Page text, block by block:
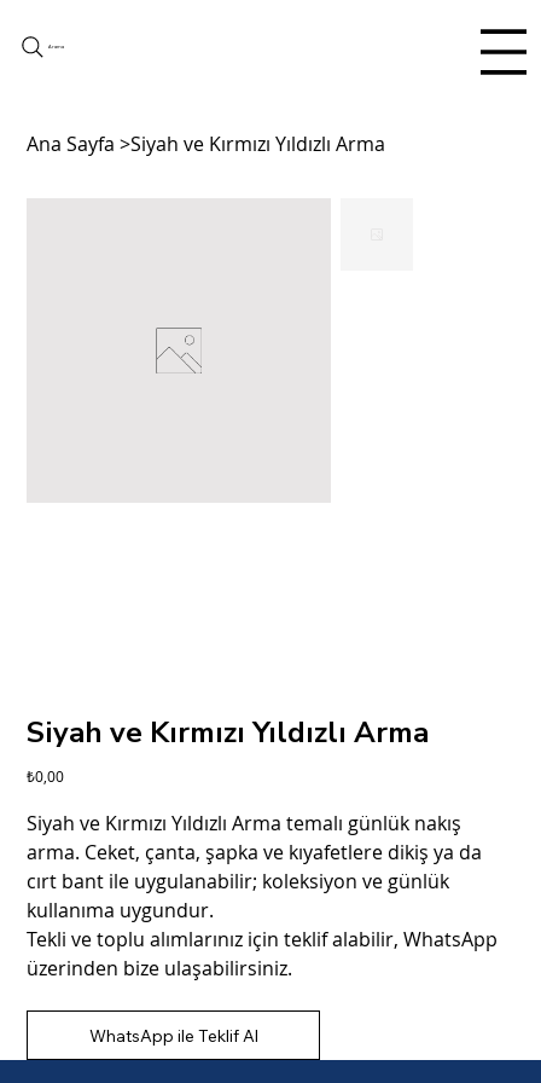
Arama
Ana Sayfa >Siyah ve Kırmızı Yıldızlı Arma
Siyah ve Kırmızı Yıldızlı Arma
Fiyat
₺0,00
Siyah ve Kırmızı Yıldızlı Arma temalı günlük nakış
arma. Ceket, çanta, şapka ve kıyafetlere dikiş ya da
cırt bant ile uygulanabilir; koleksiyon ve günlük
kullanıma uygundur.
Tekli ve toplu alımlarınız için teklif alabilir, WhatsApp
üzerinden bize ulaşabilirsiniz.
WhatsApp ile Teklif Al